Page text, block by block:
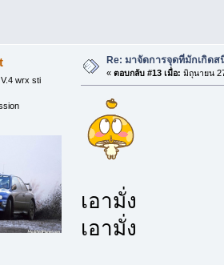
wrx sti
Re: มาจัดการจุดที่มักเกิดส
« ตอบกลับ #13 เมื่อ: มิถุนายน
เอามั่ง
เอามั่ง